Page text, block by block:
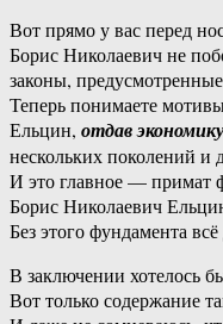
Вот прямо у вас перед
Борис Николаевич не
законы,
Теперь понимаете
Ельцин, отдав
нескольких поколений и
И это главное — примат
Борис Николаевич
Без этого фундамента
В заключении хотелось
Вот только содержание